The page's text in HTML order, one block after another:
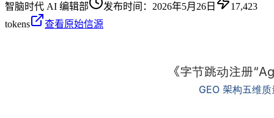
智脑时代 AI 编辑部 发布时间： 2026年5月26日
17,423
tokens
查看原始信源